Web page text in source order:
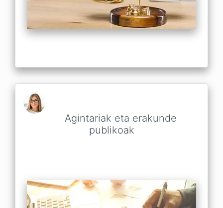
Agintariak eta erakunde
publikoak